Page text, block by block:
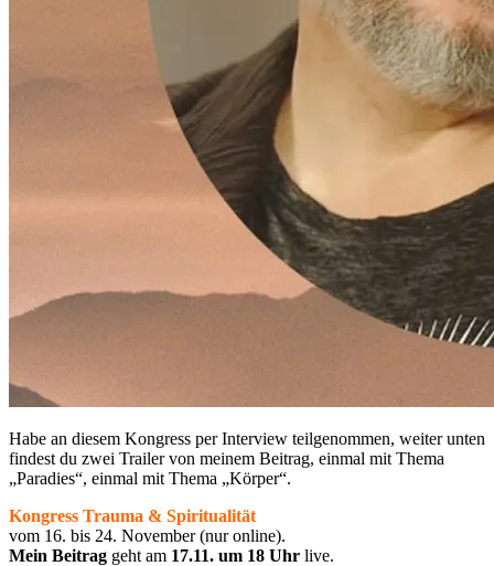
Habe an diesem Kongress per Interview teilgenommen, weiter unten
findest du zwei Trailer von meinem Beitrag, einmal mit Thema
„Paradies“, einmal mit Thema „Körper“.
Kongress Trauma & Spiritualität
vom 16. bis 24. November (nur online).
Mein Beitrag geht am 17.11. um 18 Uhr live.